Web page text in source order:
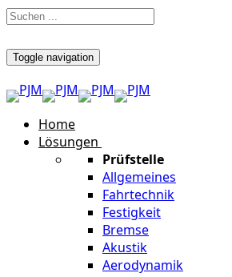
Toggle navigation
Home
Lösungen
Prüfstelle
Allgemeines
Fahrtechnik
Festigkeit
Bremse
Akustik
Aerodynamik